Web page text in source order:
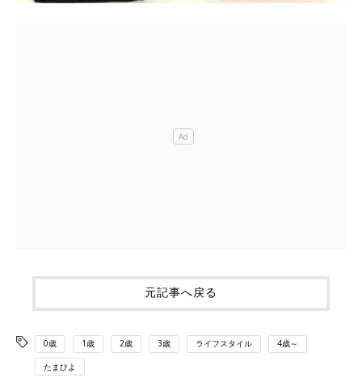
元記事へ戻る
0歳 1歳 2歳 3歳 ライフスタイル 4歳～
たまひよ